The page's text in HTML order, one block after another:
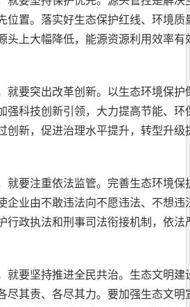
位置。落实好生态保护红线、环境
头上大幅降低，能源资源利用效率
就要突出改革创新。以生态环境保
强科技创新引领，大力提高节能、
创新，促进治理水平提升，转型升
就要注重依法监管。完善生态环境
企业由不敢违法向不愿违法、不想
行政执法和刑事司法衔接机制，依
就要坚持推进全民共治。生态文明
尽其责、各尽其力。要加强生态文